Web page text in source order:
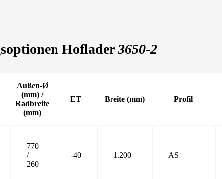
Hoflader3650-2
Außen-Ø
(mm) /
Radbreite
(mm)
ET Breite (mm) Profil
770
/
260
-40 1.200 AS